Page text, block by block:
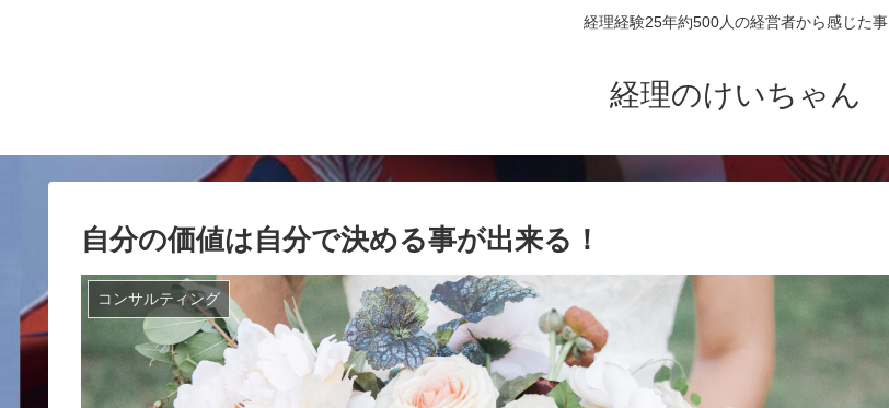
経理経験25年約500人の経営者から感じた事
経理のけいちゃん
自分の価値は自分で決める事が出来る！
コンサルティング